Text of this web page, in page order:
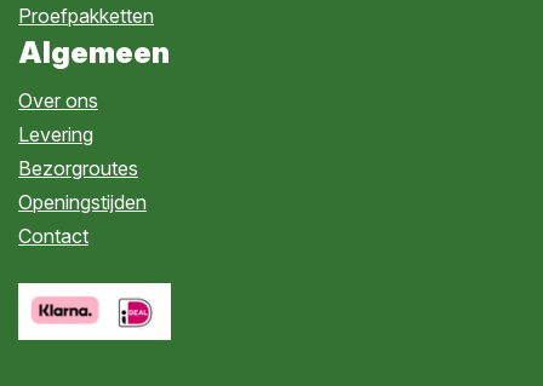
Proefpakketten
Algemeen
Over ons
Levering
Bezorgroutes
Openingstijden
Contact